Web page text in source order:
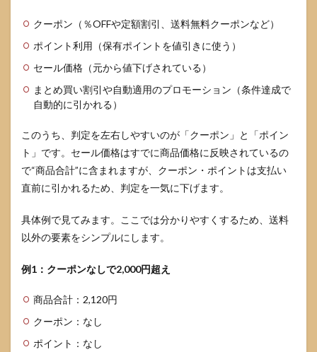
クーポン（％OFFや定額割引、送料無料クーポンなど）
ポイント利用（保有ポイントを値引きに使う）
セール価格（元から値下げされている）
まとめ買い割引や自動適用のプロモーション（条件達成で
自動的に引かれる）
このうち、判定を左右しやすいのが「クーポン」と「ポイン
ト」です。セール価格はすでに商品価格に反映されているの
で“商品合計”に含まれますが、クーポン・ポイントは支払い
直前に引かれるため、判定を一気に下げます。
具体例で見てみます。ここでは分かりやすくするため、送料
以外の要素をシンプルにします。
例1：クーポンなしで2,000円超え
商品合計：2,120円
クーポン：なし
ポイント：なし